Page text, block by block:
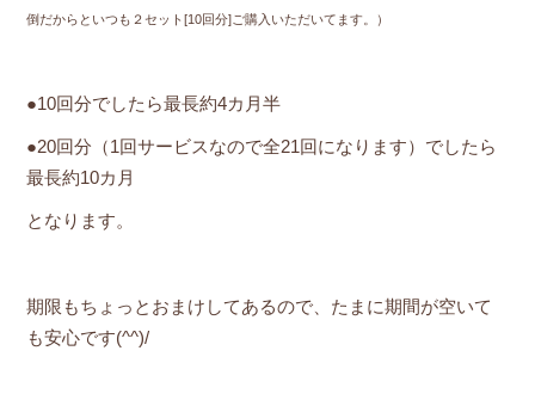
倒だからといつも２セット[10回分]ご購入いただいてます。）
●10回分でしたら最長約4カ月半
●20回分（1回サービスなので全21回になります）でしたら
最長約10カ月
となります。
期限もちょっとおまけしてあるので、たまに期間が空いて
も安心です(^^)/